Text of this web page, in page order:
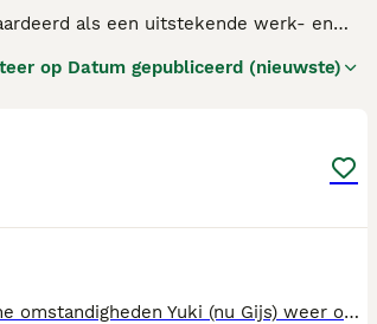
als een uitstekende werk- en
op Datum gepubliceerd (nieuwste)
Helaas is door onvoorziene omstandigheden Yuki (nu Gijs) weer op zoek naar een fantastisch huisje! Ze zijn geboren op 5 mei, en nu dus 12 weken oud. Moeder (foto 7&8) is een superlieve ee-red border collie met stamboom (Freelin Dreams Ultimo Red Maui). HD-A, ECVO vrij. Moeder doet recreatief aan dogfrisbee en rally-o. Maui is in huis super relaxed, maar heeft wel echt een aan knop als ze aan het werk mag. Vader (foto 9) is een prachtige zwart-witte border collie met stamboom (Reesheja Geralt). HD-A, ED vrij, ECVO vrij, DNA: alles vrij. Vader is actief in de obedience, schapen drijven en hoopers. (Nederlands kampioen OB1 en OB2). Ook hij heeft een super uitknop. De pups zijn bij ons in huis groot gebracht, samen met moeder en onze andere honden. Ze zijn goed gesocialiseerd en gewend aan de dagelijkse bezigheden. Met 2, 4, 6 en 8 weken zijn ze ontwormd. Met /- 6 weken gechipt en daarna geënt. Ook met 9 weken is Gijs geënt. Gijs mag het nestje al verlaten! Kom je uit het buitenland? Dan moet de pup met 12 weken geënt worden tegen rabiës en mag hij/zij pas met 15 weken de grens over!) Bent u geïnteresseerd? Stuur dan even een mailtje of berichtje met daarin: - uw gezinssituatie - ervaring met honden/border collies - wat u van plan bent met de hond te gaan doen UBN: 8723482